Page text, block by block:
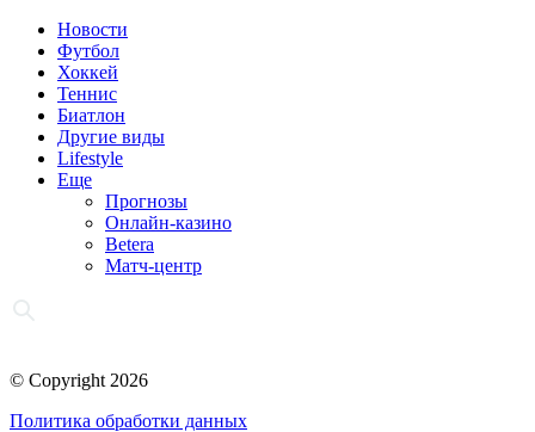
Новости
Футбол
Хоккей
Теннис
Биатлон
Другие виды
Lifestyle
Еще
Прогнозы
Онлайн-казино
Betera
Матч-центр
© Copyright 2026
Политика обработки данных